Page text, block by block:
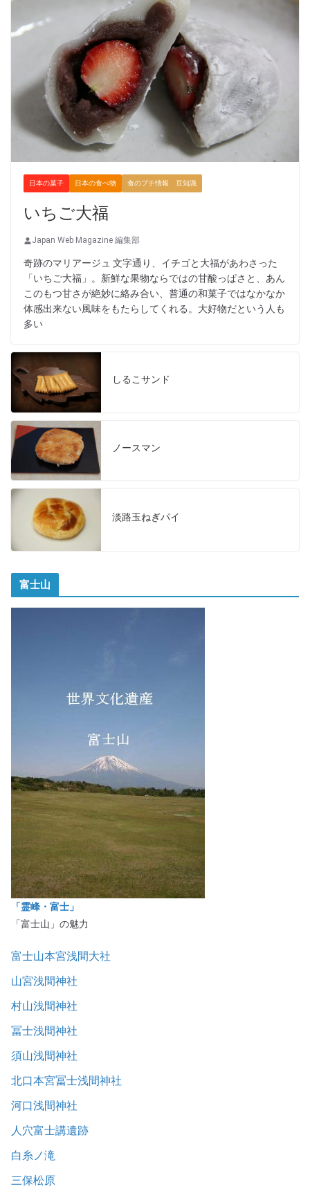
日本の菓子 日本の食べ物 食のプチ情報 豆知識
いちご大福
Japan Web Magazine 編集部
奇跡のマリアージュ 文字通り、イチゴと大福があわさった
「いちご大福」。新鮮な果物ならではの甘酸っぱさと、あん
このもつ甘さが絶妙に絡み合い、普通の和菓子ではなかなか
体感出来ない風味をもたらしてくれる。大好物だという人も
多い
しるこサンド
ノースマン
淡路玉ねぎパイ
富士山
「霊峰・富士」
「富士山」の魅力
富士山本宮浅間大社
山宮浅間神社
村山浅間神社
冨士浅間神社
須山浅間神社
北口本宮冨士浅間神社
河口浅間神社
人穴富士講遺跡
白糸ノ滝
三保松原